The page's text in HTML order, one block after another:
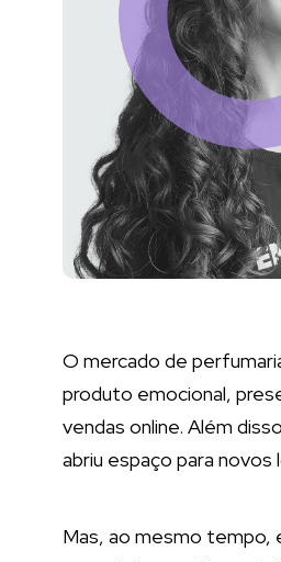
O mercado de
produto emocional,
vendas online. Além
abriu espaço para
Mas, ao mesmo tempo,